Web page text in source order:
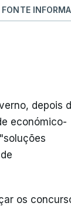
depois
económico-
os